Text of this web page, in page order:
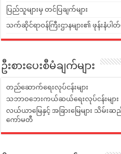
ပြည်သူများမှ တင်ပြချက်များ
သက်ဆိုင်ရာဝန်ကြီးဌာနများ၏ ဖုန်းနံပါတ်မ
ဦးစားပေးစီမံချက်များ
တည်ဆောက်ရေးလုပ်ငန်းများ
သဘာဝဘေးကယ်ဆယ်ရေးလုပ်ငန်းများ
လယ်ယာမြေနှင့် အခြားမြေများ သိမ်းဆ
ကော်မတီ